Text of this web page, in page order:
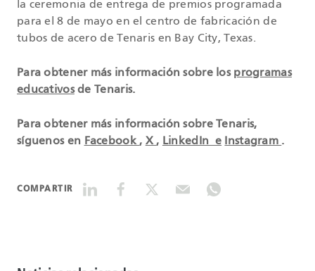
la ceremonia de entrega de premios programada
para el 8 de mayo en el centro de fabricación de
tubos de acero de Tenaris en Bay City, Texas.
Para obtener más información sobre los programas
educativosde Tenaris.
Para obtener más información sobre Tenaris,
síguenos en Facebook, X, LinkedIn e Instagram .
COMPARTIR